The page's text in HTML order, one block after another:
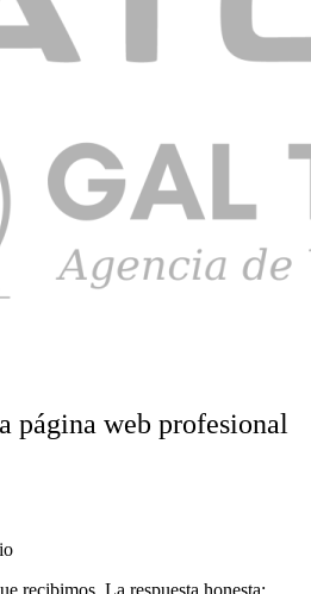
página web profesional
recibimos. La respuesta honesta: